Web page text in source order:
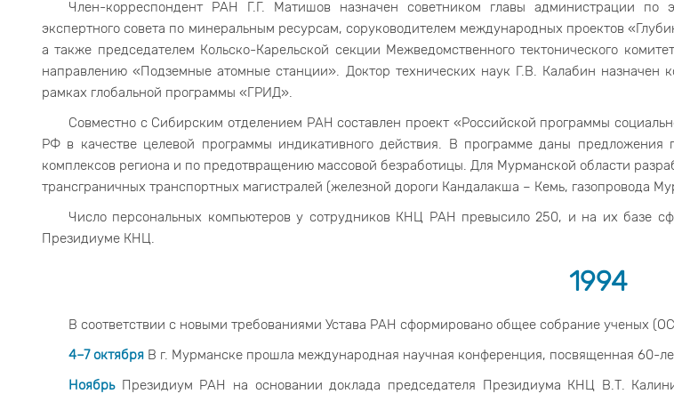
Член-корреспондент РАН Г.Г. Матишов назначен советником главы администрации
экспертного совета по минеральным ресурсам, соруководителем международных проектов
а также председателем Кольско-Карельской секции Межведомственного тектонического
направлению «Подземные атомные станции». Доктор технических наук Г.В. Калабин назначен
рамках глобальной программы «ГРИД».
Совместно с Сибирским отделением РАН составлен проект «Российской программы
РФ в качестве целевой программы индикативного действия. В программе даны предложения
комплексов региона и по предотвращению массовой безработицы. Для Мурманской области
трансграничных транспортных магистралей (железной дороги Кандалакша – Кемь, газопровода
Число персональных компьютеров у сотрудников КНЦ РАН превысило 250, и на их
Президиуме КНЦ.
1994
В соответствии с новыми требованиями Устава РАН сформировано общее собрание ученых
4–7 октября В г. Мурманске прошла международная научная конференция, посвященная 60-
НоябрьПрезидиум РАН на основании доклада председателя Президиума КНЦ В.Т.